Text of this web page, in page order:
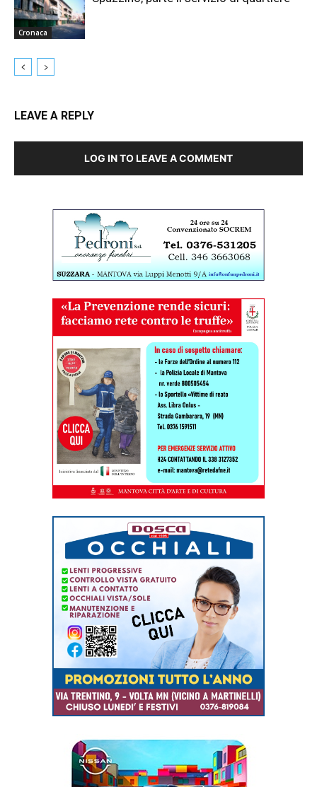
Cronaca
LEAVE A REPLY
LOG IN TO LEAVE A COMMENT